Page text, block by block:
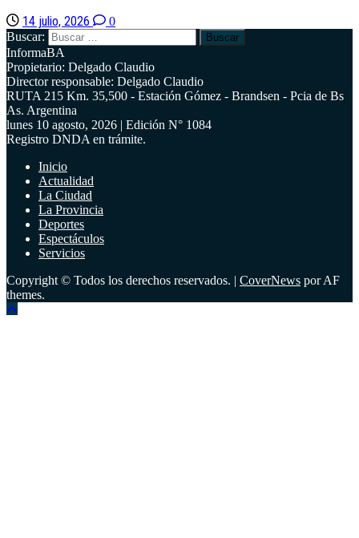
14 julio, 2026
0
Buscar:
InformaBA
Propietario: Delgado Claudio
Director responsable: Delgado Claudio
RUTA 215 Km. 35,500 - Estación Gómez - Brandsen - Pcia de Bs
As. Argentina
lunes 10 agosto, 2026 | Edición N° 1084
Registro DNDA en trámite.
Inicio
Actualidad
La Ciudad
La Provincia
Deportes
Espectáculos
Servicios
Copyright © Todos los derechos reservados. | CoverNews por AF
themes.